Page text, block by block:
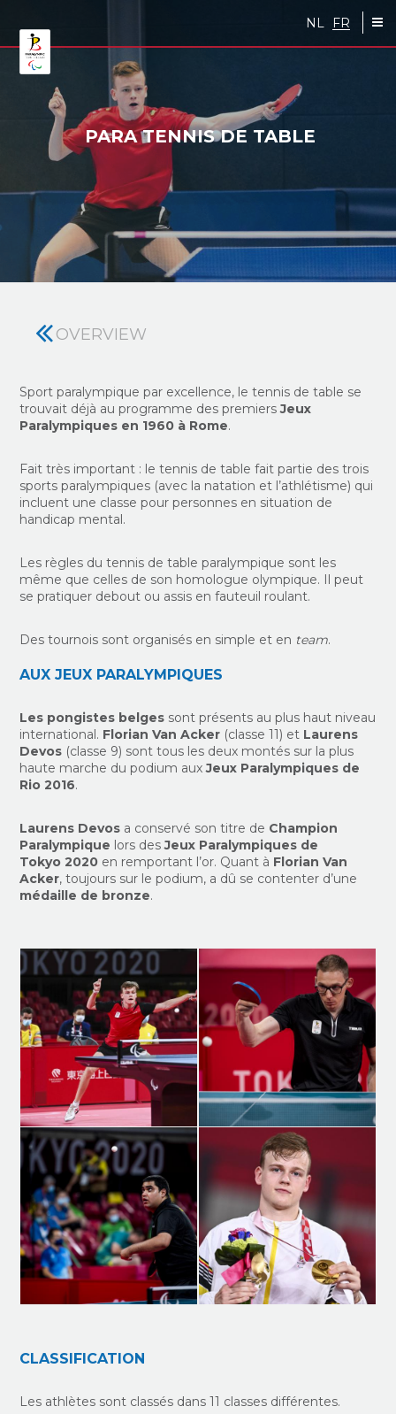
NL FR
PARA TENNIS DE TABLE
OVERVIEW
Sport paralympique par excellence, le tennis de table se
trouvait déjà au programme des premiersJeux
Paralympiques en 1960 à Rome.
Fait très important : le tennis de table fait partie des trois
sports paralympiques (avec la natation et l’athlétisme) qui
incluent une classe pour personnes en situation de
handicap mental.
Les règles du tennis de table paralympique sont les
même que celles de son homologue olympique. Il peut
se pratiquer debout ou assis en fauteuil roulant.
Des tournois sont organisés en simple et en team.
AUX JEUX PARALYMPIQUES
Les pongistes belges sont présents au plus haut niveau
international. Florian Van Acker (classe 11) et Laurens
Devos (classe 9) sont tous les deux montés sur la plus
haute marche du podium auxJeux Paralympiques de
Rio 2016.
Laurens Devos a conservé son titre de Champion
Paralympique lors desJeux Paralympiques de
Tokyo 2020 en remportant l’or. Quant à Florian Van
Acker, toujours sur le podium, a dû se contenter d’une
médaille de bronze.
CLASSIFICATION
Les athlètes sont classés dans 11 classes différentes.